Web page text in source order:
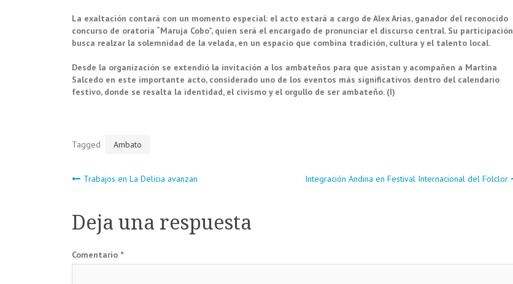
La exaltación contará con un momento especial: el acto estará a cargo de Alex Arias, ganador del reconocido
concurso de oratoria “Maruja Cobo”, quien será el encargado de pronunciar el discurso central. Su participación
busca realzar la solemnidad de la velada, en un espacio que combina tradición, cultura y el talento local.
Desde la organización se extendió la invitación a los ambateños para que asistan y acompañen a Martina
Salcedo en este importante acto, considerado uno de los eventos más significativos dentro del calendario
festivo, donde se resalta la identidad, el civismo y el orgullo de ser ambateño. (I)
Tagged Ambato
Navegación
de
entradas
Trabajos en La Delicia avanzan Integración Andina en Festival Internacional del Folclor
Deja una respuesta
Comentario *